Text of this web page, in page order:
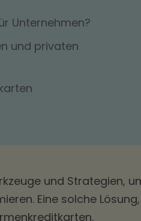
Unternehmen?
und privaten
und Strategien,
Eine solche Lösung,